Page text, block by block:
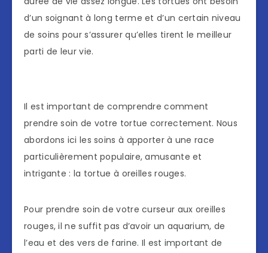
d’un soignant à long terme et d’un certain niveau
de soins pour s’assurer qu’elles tirent le meilleur
parti de leur vie.
Il est important de comprendre comment
prendre soin de votre tortue correctement. Nous
abordons ici les soins à apporter à une race
particulièrement populaire, amusante et
intrigante : la tortue à oreilles rouges.
Pour prendre soin de votre curseur aux oreilles
rouges, il ne suffit pas d’avoir un aquarium, de
l’eau et des vers de farine. Il est important de